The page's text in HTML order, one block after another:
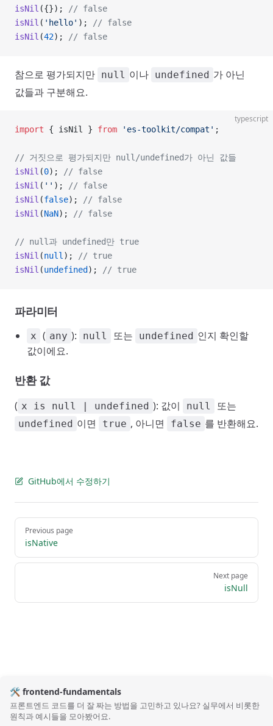
isNil ({});
// false
isNil ( 'hello' );
// false
isNil (42); // false
참으로 평가되지만 null 이나 undefined 가 아닌
값들과 구분해요.
typescript
import { isNil } from 'es-toolkit/compat' ;
// 거짓으로 평가되지만 null/undefined가 아닌 값들
isNil (0);
// false
isNil ( '' );
// false
isNil (false);
// false
isNil (NaN); // false
// null과 undefined만 true
isNil (null );
// true
isNil (undefined ); // true
파라미터
x ( any ): null 또는 undefined 인지 확인할
값이에요.
반환 값
( x is null | undefined ): 값이 null 또는
undefined 이면 true , 아니면 false 를 반환해요.
GitHub에서 수정하기
Pager
Previous page
isNative
Next page
isNull
🛠️ frontend-fundamentals
프론트엔드 코드를 더 잘 짜는 방법을 고민하고 있나요? 실무에서 비롯한
원칙과 예시들을 모아봤어요.